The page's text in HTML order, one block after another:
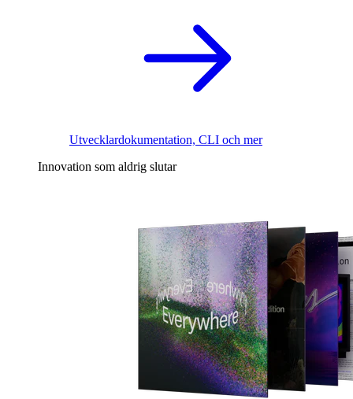
Utvecklardokumentation, CLI och mer
Innovation som aldrig slutar